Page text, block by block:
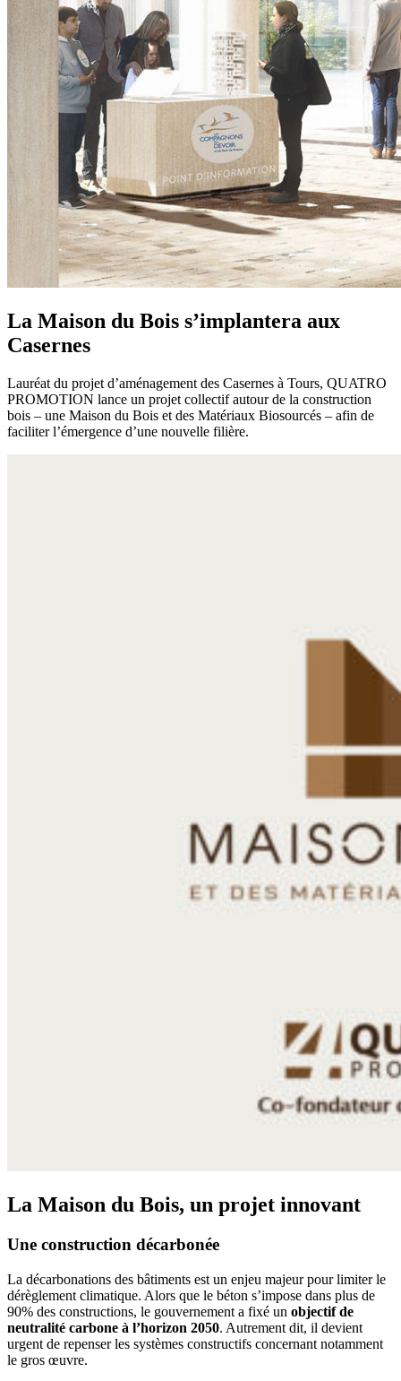
La Maison du Bois s’implantera aux
Casernes
Lauréat du projet d’aménagement des Casernes à Tours, QUATRO
PROMOTION lance un projet collectif autour de la construction
bois – une Maison du Bois et des Matériaux Biosourcés – afin de
faciliter l’émergence d’une nouvelle filière.
La Maison du Bois, un projet innovant
Une construction décarbonée
La décarbonations des bâtiments est un enjeu majeur pour limiter le
dérèglement climatique. Alors que le béton s’impose dans plus de
90% des constructions, le gouvernement a fixé un objectif de
neutralité carbone à l’horizon 2050. Autrement dit, il devient
urgent de repenser les systèmes constructifs concernant notamment
le gros œuvre.